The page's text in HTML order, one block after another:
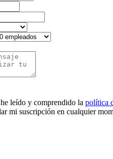
leído y comprendido la política
mi suscripción en cualquier